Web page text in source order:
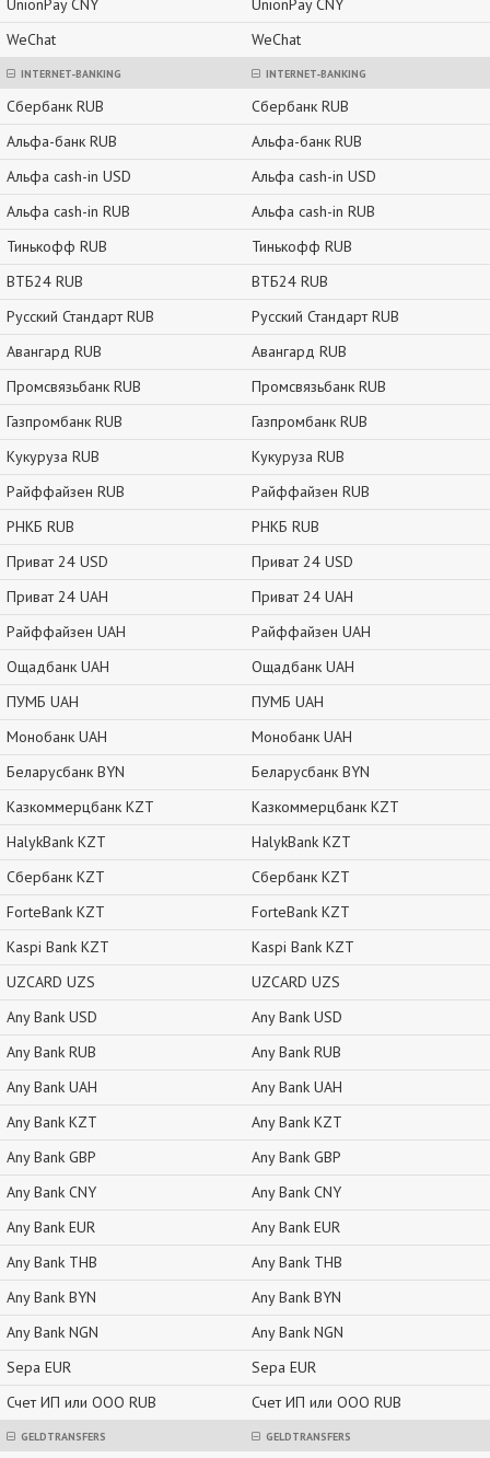
UnionPay CNY
WeChat
INTERNET-BANKING
Сбербанк RUB
Альфа-банк RUB
Альфа cash-in USD
Альфа cash-in RUB
Тинькофф RUB
ВТБ24 RUB
Русский Стандарт RUB
Авангард RUB
Промсвязьбанк RUB
Газпромбанк RUB
Кукуруза RUB
Райффайзен RUB
РНКБ RUB
Приват 24 USD
Приват 24 UAH
Райффайзен UAH
Ощадбанк UAH
ПУМБ UAH
Монобанк UAH
Беларусбанк BYN
Казкоммерцбанк KZT
HalykBank KZT
Сбербанк KZT
ForteBank KZT
Kaspi Bank KZT
UZCARD UZS
Any Bank USD
Any Bank RUB
Any Bank UAH
Any Bank KZT
Any Bank GBP
Any Bank CNY
Any Bank EUR
Any Bank THB
Any Bank BYN
Any Bank NGN
Sepa EUR
Счет ИП или ООО RUB
GELDTRANSFERS
UnionPay CNY
WeChat
INTERNET-BANKING
Сбербанк RUB
Альфа-банк RUB
Альфа cash-in USD
Альфа cash-in RUB
Тинькофф RUB
ВТБ24 RUB
Русский Стандарт RUB
Авангард RUB
Промсвязьбанк RUB
Газпромбанк RUB
Кукуруза RUB
Райффайзен RUB
РНКБ RUB
Приват 24 USD
Приват 24 UAH
Райффайзен UAH
Ощадбанк UAH
ПУМБ UAH
Монобанк UAH
Беларусбанк BYN
Казкоммерцбанк KZT
HalykBank KZT
Сбербанк KZT
ForteBank KZT
Kaspi Bank KZT
UZCARD UZS
Any Bank USD
Any Bank RUB
Any Bank UAH
Any Bank KZT
Any Bank GBP
Any Bank CNY
Any Bank EUR
Any Bank THB
Any Bank BYN
Any Bank NGN
Sepa EUR
Счет ИП или ООО RUB
GELDTRANSFERS